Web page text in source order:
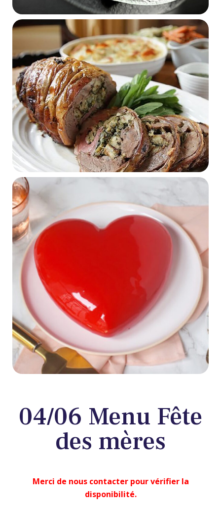
04/06 Menu Fête
des mères
Merci de nous contacter pour vérifier la
disponibilité.